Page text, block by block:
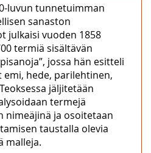
luvun tunnetuimman
sanaston
julkaisi vuoden 1858
termiä sisältävän
jossa hän esitteli
hede, parilehtinen,
jäljitetään
termejä
nimeäjinä ja osoitetaan
taustalla olevia
malleja.